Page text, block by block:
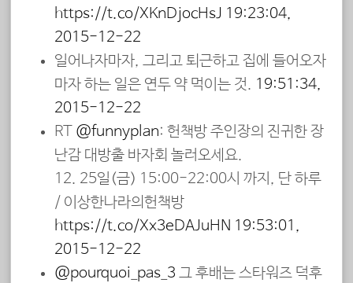
https://t.co/XKnDjocHsJ 19:23:04,
2015-12-22
일어나자마자, 그리고 퇴근하고 집에 들어오자
마자 하는 일은 연두 약 먹이는 것. 19:51:34,
2015-12-22
RT @funnyplan: 헌책방 주인장의 진귀한 장
난감 대방출 바자회 놀러오세요.
12. 25일(금) 15:00-22:00시 까지, 단 하루
/ 이상한나라의헌책방
https://t.co/Xx3eDAJuHN 19:53:01,
2015-12-22
@pourquoi_pas_3 그 후배는 스타워즈 덕후